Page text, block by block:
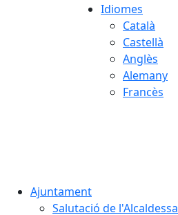
Idiomes
Català
Castellà
Anglès
Alemany
Francès
Ajuntament
Salutació de l'Alcaldessa